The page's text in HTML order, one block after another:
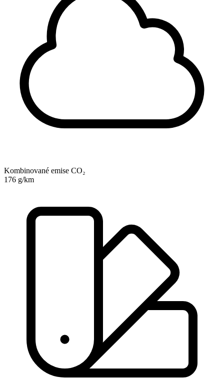
Kombinované emise CO₂
176 g/km